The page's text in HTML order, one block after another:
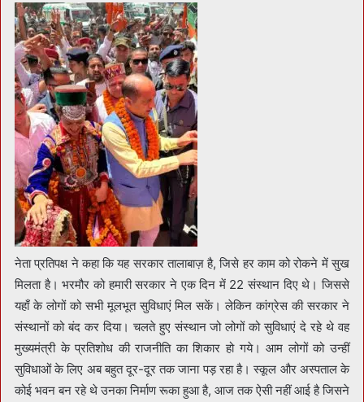
नेता प्रतिपक्ष ने कहा कि यह सरकार तालाबाज़ है, जिसे हर काम को रोकने में सुख
मिलता है। भरमौर को हमारी सरकार ने एक दिन में 22 संस्थान दिए थे। जिससे
यहाँ के लोगों को सभी मूलभूत सुविधाएं मिल सकें। लेकिन कांग्रेस की सरकार ने
संस्थानों को बंद कर दिया। चलते हुए संस्थान जो लोगों को सुविधाएं दे रहे थे वह
मुख्यमंत्री के प्रतिशोध की राजनीति का शिकार हो गये। आम लोगों को उन्हीं
सुविधाओं के लिए अब बहुत दूर-दूर तक जाना पड़ रहा है। स्कूल और अस्पताल के
कोई भवन बन रहे थे उनका निर्माण रूका हुआ है, आज तक ऐसी नहीं आई है जिसने